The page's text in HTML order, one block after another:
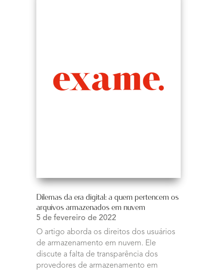
Dilemas da era digital: a quem pertencem os
arquivos armazenados em nuvem
5 de fevereiro de 2022
O artigo aborda os direitos dos usuários
de armazenamento em nuvem. Ele
discute a falta de transparência dos
provedores de armazenamento em